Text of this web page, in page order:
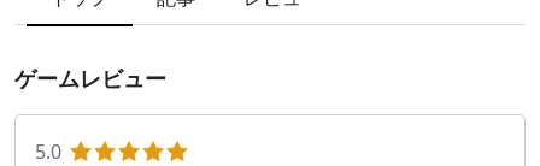
ゲームレビュー
5.0